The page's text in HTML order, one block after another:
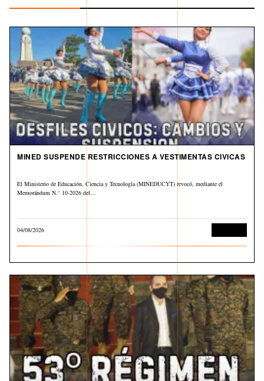
MINED SUSPENDE RESTRICCIONES A VESTIMENTAS CIVICAS
El Ministerio de Educación, Ciencia y Tecnología (MINEDUCYT) revocó, mediante el
Memorándum N.° 10-2026 del…
04/08/2026